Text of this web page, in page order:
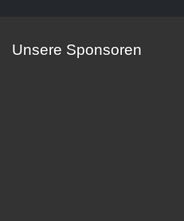
Unsere Sponsoren